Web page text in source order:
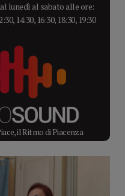
lunedì al sabato alle ore:
14:30, 16:30, 18:30, 19:30
il Ritmo di Piacenza